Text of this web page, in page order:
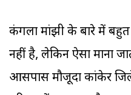
कंगला मांझी के बारे में बहुत
नहीं है, लेकिन ऐसा माना
आसपास मौजूदा कांकेर